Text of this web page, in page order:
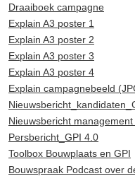
Draaiboek campagne
Explain A3 poster 1
Explain A3 poster 2
Explain A3 poster 3
Explain A3 poster 4
Explain campagnebeeld
Nieuwsbericht
Persbericht_GPI 4.0
Toolbox Bouwplaats en GPI
Bouwspraak Podcast over